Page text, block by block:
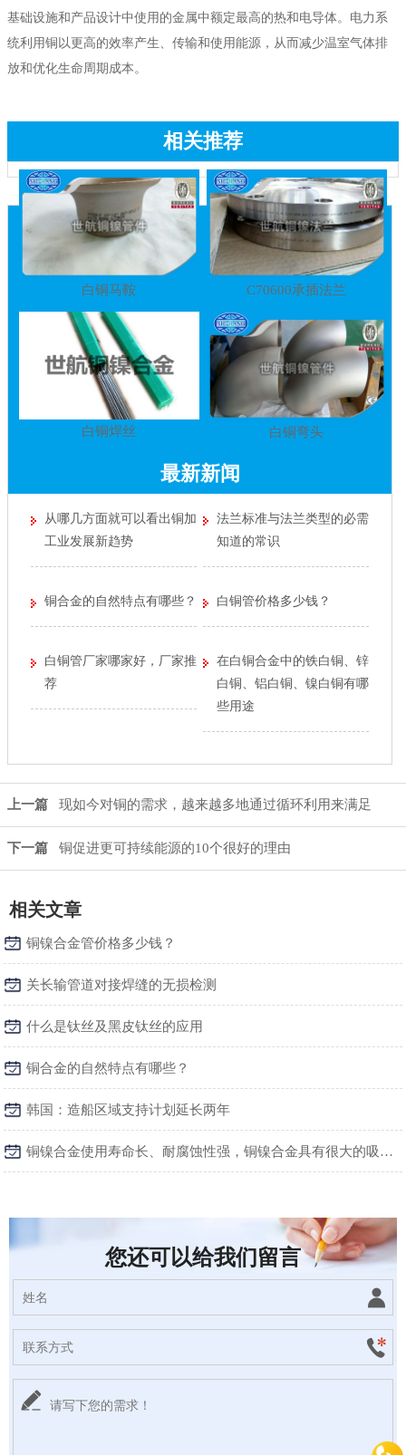
基础设施和产品设计中使用的金属中额定最高的热和电导体。电力系
统利用铜以更高的效率产生、传输和使用能源，从而减少温室气体排
放和优化生命周期成本。
相关推荐
白铜马鞍 C70600承插法兰
白铜焊丝 白铜弯头
最新新闻
从哪几方面就可以看出铜加
工业发展新趋势
法兰标准与法兰类型的必需
知道的常识
铜合金的自然特点有哪些？ 白铜管价格多少钱？
白铜管厂家哪家好，厂家推
荐
在白铜合金中的铁白铜、锌
白铜、铝白铜、镍白铜有哪
些用途
上一篇 现如今对铜的需求，越来越多地通过循环利用来满足
下一篇 铜促进更可持续能源的10个很好的理由
相关文章
铜镍合金管价格多少钱？
关长输管道对接焊缝的无损检测
什么是钛丝及黑皮钛丝的应用
铜合金的自然特点有哪些？
韩国：造船区域支持计划延长两年
铜镍合金使用寿命长、耐腐蚀性强，铜镍合金具有很大的吸引力
您还可以给我们留言